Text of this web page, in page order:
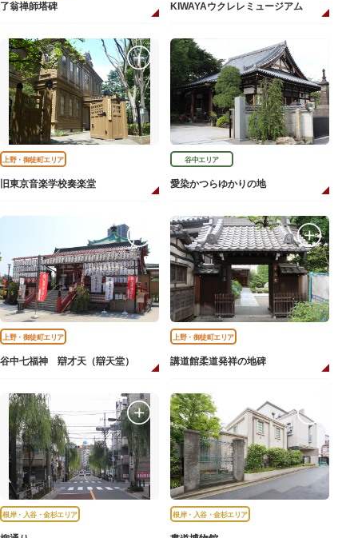
了翁禅師塔碑 KIWAYAウクレレミュージアム
上野・御徒町エリア
旧東京音楽学校奏楽堂
谷中エリア
愛染かつらゆかりの地
上野・御徒町エリア
谷中七福神 辯才天（辯天堂）
上野・御徒町エリア
講道館柔道発祥の地碑
根岸・入谷・金杉エリア 根岸・入谷・金杉エリア